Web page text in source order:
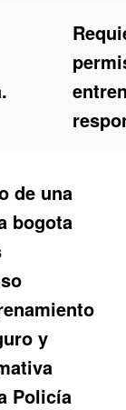
de una
bogota
y
Policía